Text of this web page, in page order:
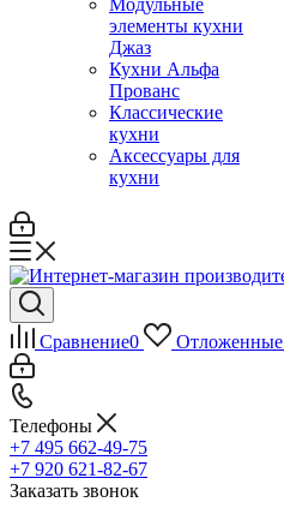
Модульные
элементы кухни
Джаз
Кухни Альфа
Прованс
Классические
кухни
Аксессуары для
кухни
Сравнение0 Отложенные
Телефоны
+7 495 662-49-75
+7 920 621-82-67
Заказать звонок